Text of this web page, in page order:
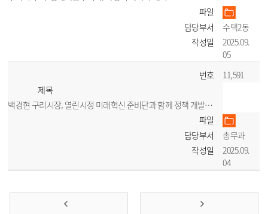
파일
담당부서
수택2동
작성일
2025.09.
05
번호
11,591
제목
백경현 구리시장, 열린시정 미래혁신 준비단과 함께 정책 개발 본격화
파일
담당부서
총무과
작성일
2025.09.
04